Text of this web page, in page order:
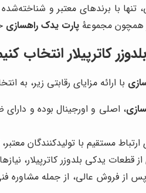
با برندهای معتبر و
همچون مجموعۀ پارت یدک راهسازی
کاترپیلار انتخاب
با ارائه مزایای رقابتی زیر، به
، اصلی و اورجینال بوده و
مستقیم با تولیدکنندگان
قطعات یدکی بلدوزر کاترپیلار،
از فروش عالی، از جمله مشاوره